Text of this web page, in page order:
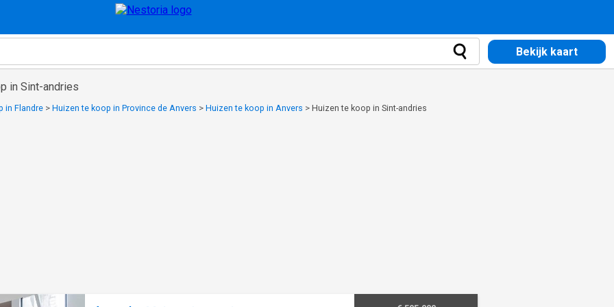
Bekijk kaart
in Sint-andries
in Flandre > Huizen te koop in Province de Anvers > Huizen te koop in Anvers > Huizen te koop in Sint-andries